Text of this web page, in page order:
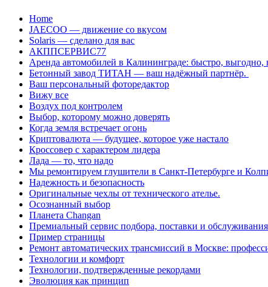
Перейти
содержанию
Home
JAECOO — движение со вкусом
Solaris — сделано для вас
АКППСЕРВИС77
Аренда автомобилей в Калининграде: быстро, выгодно,
Бетонный завод ТИТАН — ваш надёжный партнёр.
Ваш персональный фоторедактор
Вижу все
Воздух под контролем
Выбор, которому можно доверять
Когда земля встречает огонь
Криптовалюта — будущее, которое уже настало
Кроссовер с характером лидера
Лада — то, что надо
Мы ремонтируем глушители в Санкт-Петербурге и
Надежность и безопасность
Оригинальные чехлы от технического ателье.
Осознанный выбор
Планета Changan
Премиальный сервис подбора, поставки и
Пример страницы
Ремонт автоматических трансмиссий в Москве:
Технологии и комфорт
Технологии, подтвержденные рекордами
Эволюция как принцип